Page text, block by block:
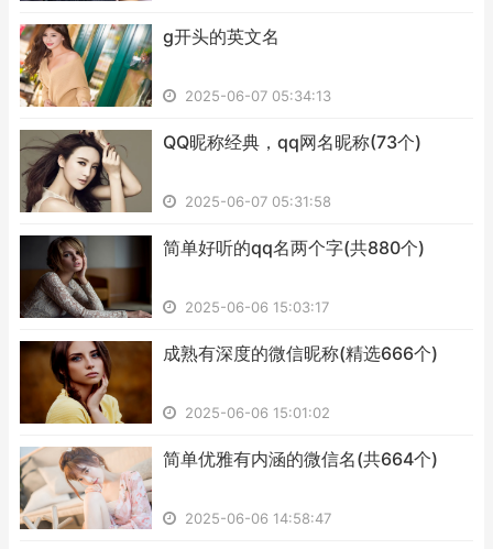
​g开头的英文名
2025-06-07 05:34:13
​QQ昵称经典，qq网名昵称(73个)
2025-06-07 05:31:58
​简单好听的qq名两个字(共880个)
2025-06-06 15:03:17
​成熟有深度的微信昵称(精选666个)
2025-06-06 15:01:02
​简单优雅有内涵的微信名(共664个)
2025-06-06 14:58:47